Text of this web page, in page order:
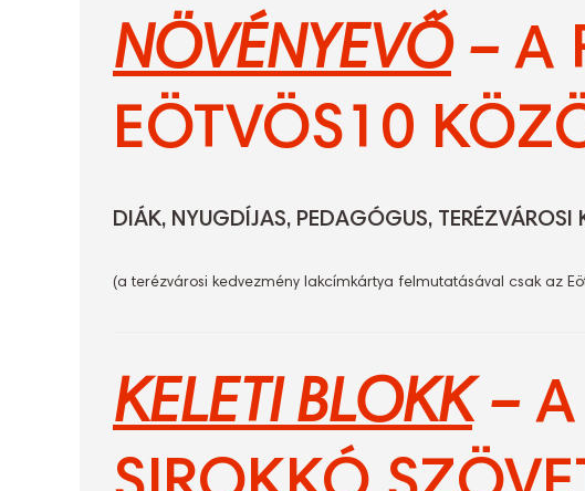
NÖVÉNYEVŐ – A
EÖTVÖS10
DIÁK, NYUGDÍJAS, PEDAGÓGUS, TERÉZVÁROSI
(a terézvárosi kedvezmény lakcímkártya felmutatásával csak az
KELETI BLOKK–